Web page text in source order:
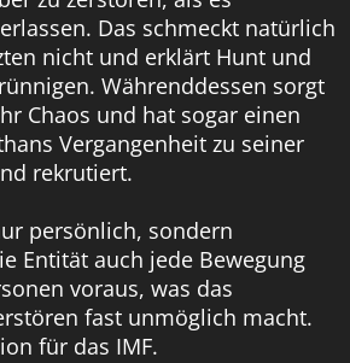
Das schmeckt natürlich
nicht und erklärt Hunt und
Währenddessen sorgt
Chaos und hat sogar einen
Vergangenheit zu seiner
rekrutiert.
persönlich, sondern
Entität auch jede Bewegung
voraus, was das
fast unmöglich macht.
für das IMF.